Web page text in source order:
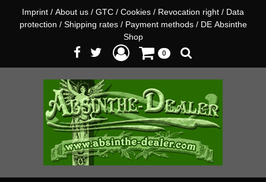
Imprint / About us / GTC / Cookies / Revocation right / Data
protection / Shipping rates / Payment methods / DE Absinthe
Shop
0